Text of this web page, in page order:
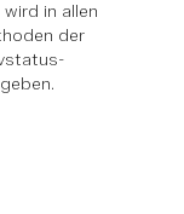
in allen
der